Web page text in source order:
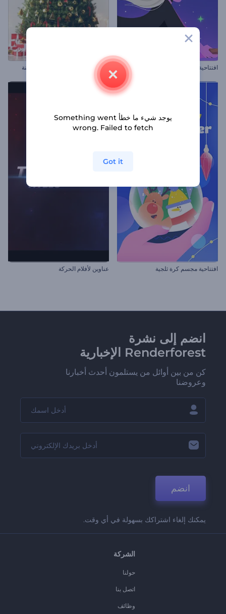
افتتاحية الهالوين السحرية افتتاحية شجرة الكريسماس المزينة
افتتاحية مجسم كرة ثلجية عناوين لأفلام الحركة
انضم إلى نشرة
Renderforest الإخبارية
كن من بين أوائل من يستلمون أحدث أخبارنا
وعروضنا
انضم
يمكنك إلغاء اشتراكك بسهولة في أي وقت.
الشركة
حولنا
اتصل بنا
وظائف
يوجد شيء ما خطأ Something went
wrong. Failed to fetch
Got it